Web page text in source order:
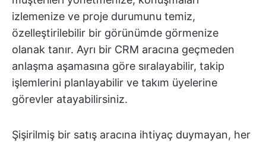
izlemenize ve proje durumunu temiz,
özelleştirilebilir bir görünümde görmenize
olanak tanır. Ayrı bir CRM aracına geçmeden
anlaşma aşamasına göre sıralayabilir, takip
işlemlerini planlayabilir ve takım üyelerine
görevler atayabilirsiniz.
Şişirilmiş bir satış aracına ihtiyaç duymayan, her